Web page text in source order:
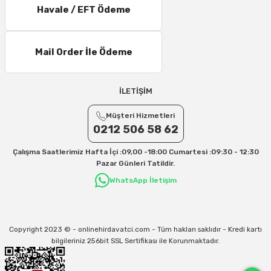
21 – 25 Desi/Kg= 357,90 TL-- 397,40 TL
Kargo ve teslimat süreçleriyle ilgili tüm sorularınız için bizimle iletişime
31/12/2026 Tarihine Kadar Geçerlidir
Kargo İle İlgili sorunlarınız içininfo@onlinehirdavatci.com
Havale / EFT Ödeme
Mail Order İle Ödeme
İLETİŞİM
Müşteri Hizmetleri
0212 506 58 62
Çalışma Saatlerimiz Hafta İçi :09,00 -18:00 Cumartesi :09:30 - 12:30
Pazar Günleri Tatildir.
WhatsApp İletişim
Copyright 2023 © - onlinehirdavatci.com - Tüm hakları saklıdır - Kredi kartı
bilgileriniz 256bit SSL Sertifikası ile Korunmaktadır.